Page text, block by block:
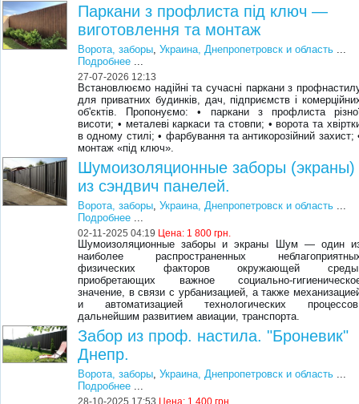
Паркани з профлиста під ключ —
виготовлення та монтаж
Ворота, заборы,Украина, Днепропетровск и область ...
Подробнее ...
27-07-2026 12:13
Встановлюємо надійні та сучасні паркани з
для приватних будинків, дач, підприємств і
об'єктів. Пропонуємо: • паркани з профлиста
висоти; • металеві каркаси та стовпи; • ворота та
в одному стилі; • фарбування та антикорозійний захист;
монтаж «під ключ».
Шумоизоляционные заборы (экраны)
из сэндвич панелей.
Ворота, заборы,Украина, Днепропетровск и область ...
Подробнее ...
02-11-2025 04:19 Цена: 1 800 грн.
Шумоизоляционные заборы и экраны Шум — один
наиболее распространенных
физических факторов окружающей
приобретающих важное социально-
значение, в связи с урбанизацией, а также
и автоматизацией технологических
дальнейшим развитием авиации, транспорта.
Забор из проф. настила. "Броневик"
Днепр.
Ворота, заборы,Украина, Днепропетровск и область ...
Подробнее ...
28-10-2025 17:53 Цена: 1 400 грн.